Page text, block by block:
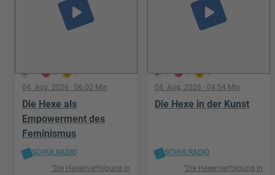
1 0 0
play_arrow
04. Aug. 2026 · 06:00 Min
Die Hexe als
Empowerment des
Feminismus
SCHULRADIO
"Die Hexenverfolgung in
1 0 0
play_arrow
04. Aug. 2026 · 04:54 Min
Die Hexe in der Kunst
SCHULRADIO
"Die Hexenverfolgung in